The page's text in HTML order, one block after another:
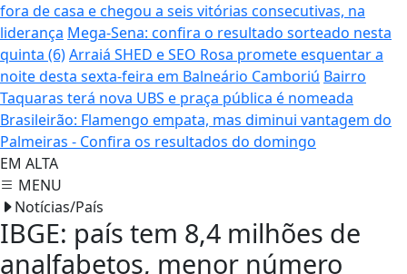
fora de casa e chegou a seis vitórias consecutivas, na
liderança Mega-Sena: confira o resultado sorteado nesta
quinta (6)Arraiá SHED e SEO Rosa promete esquentar a
noite desta sexta-feira em Balneário Camboriú Bairro
Taquaras terá nova UBS e praça pública é nomeada
Brasileirão: Flamengo empata, mas diminui vantagem do
Palmeiras - Confira os resultados do domingo
EM ALTA
MENU
Notícias/País
IBGE: país tem 8,4 milhões de
analfabetos, menor número